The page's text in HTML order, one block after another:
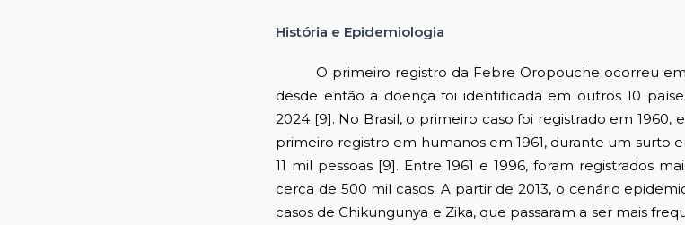
História e Epidemiologia
O primeiro registro da Febre Oropouche ocorreu em
desde então a doença foi identificada em outros 10
2024 [9]. No Brasil, o primeiro caso foi registrado em
primeiro registro em humanos em 1961, durante um surto
11 mil pessoas [9]. Entre 1961 e 1996, foram registrados
cerca de 500 mil casos. A partir de 2013, o cenário
casos de Chikungunya e Zika, que passaram a ser mais